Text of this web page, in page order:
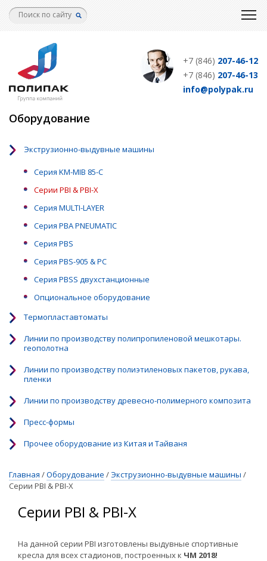
Перейти
к
+7 (846) 207-46-12
+7 (846) 207-46-13
info@polypak.ru
Оборудование
Экструзионно-выдувные машины
Серия KM-MIB 85-C
Серии PBI & PBI-X
Серия MULTI-LAYER
Серия PBA PNEUMATIC
Серия PBS
Серия PBS-905 & PC
Серия PBSS двухстанционные
Опциональное оборудование
Термопластавтоматы
Линии по производству полипропиленовой мешкотары.
геополотна
Линии по производству полиэтиленовых пакетов, рукава,
пленки
Линии по производству древесно-полимерного композита
Пресс-формы
Прочее оборудование из Китая и Тайваня
Главная /Оборудование / Экструзионно-выдувные машины /
Серии PBI & PBI-X
Серии PBI & PBI-X
На данной серии PBI изготовлены выдувные спортивные
кресла для всех стадионов, построенных к ЧМ 2018!